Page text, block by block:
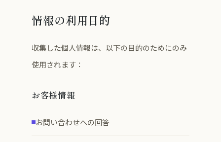
情報の利用目的
収集した個人情報は、以下の目的のためにのみ
使用されます：
お客様情報
お問い合わせへの回答